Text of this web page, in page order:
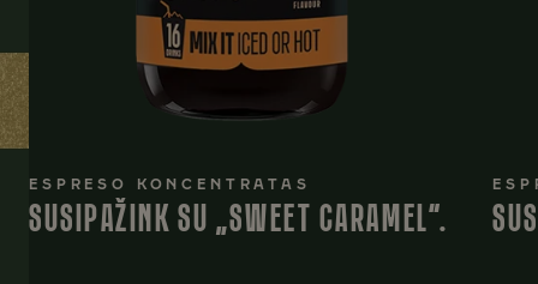
ESPRESO KONCENTRATAS
SUSIPAŽINK SU „SWEET CARAMEL“.